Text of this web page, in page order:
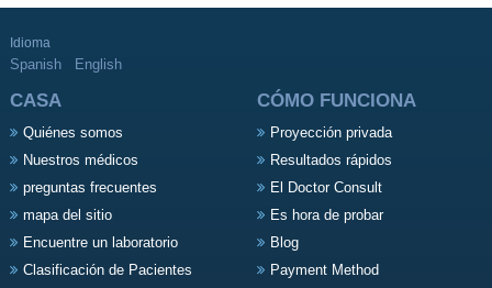
Idioma
Spanish English
CASA
Quiénes somos
Nuestros médicos
preguntas frecuentes
mapa del sitio
Encuentre un laboratorio
Clasificación de Pacientes
CÓMO FUNCIONA
Proyección privada
Resultados rápidos
El Doctor Consult
Es hora de probar
Blog
Payment Method